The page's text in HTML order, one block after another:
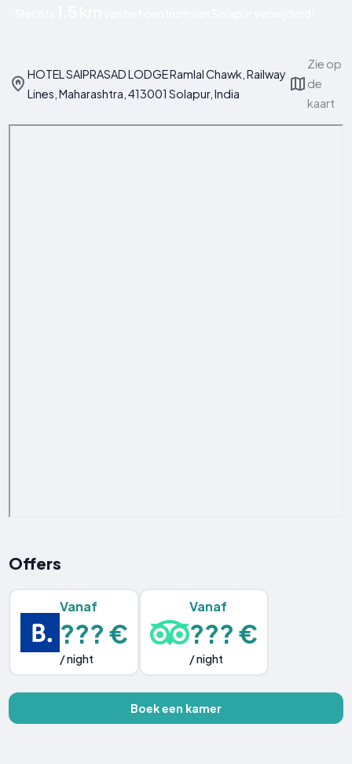
HOTEL SAIPRASAD LODGE Ramlal Chawk, Railway
Lines, Maharashtra, 413001 Solapur, India
Zie op
de
kaart
Offers
Vanaf
??? €
/ night
Vanaf
??? €
/ night
Boek een kamer